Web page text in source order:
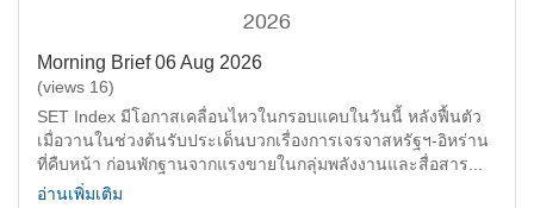
2026
Morning Brief 06 Aug 2026
(views 16)
SET Index มีโอกาสเคลื่อนไหวในกรอบแคบในวันนี้ หลังฟื้นตัว
เมื่อวานในช่วงต้นรับประเด็นบวกเรื่องการเจรจาสหรัฐฯ-อิหร่าน
ที่คืบหน้า ก่อนพักฐานจากแรงขายในกลุ่มพลังงานและสื่อสาร...
อ่านเพิ่มเติม